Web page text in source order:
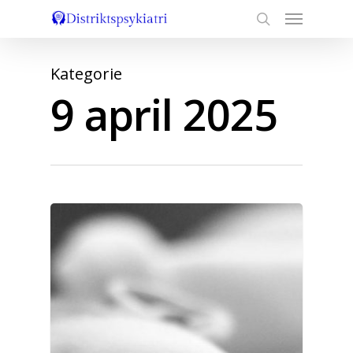
9 april 2025